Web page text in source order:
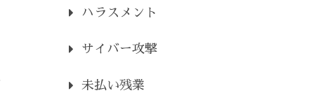
ハラスメント
サイバー攻撃
未払い残業